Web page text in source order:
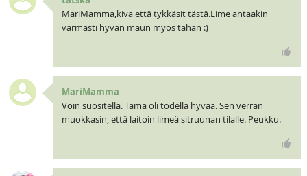
MariMamma,kiva että tykkäsit tästä.Lime antaakin
varmasti hyvän maun myös tähän :)
MariMamma
Voin suositella. Tämä oli todella hyvää. Sen verran
muokkasin, että laitoin limeä sitruunan tilalle. Peukku.